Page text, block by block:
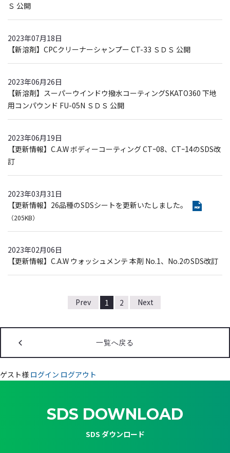
Ｓ 公開
2023年07月18日
【新溶剤】CPCクリーナーシャンプー CT-33 ＳＤＳ 公開
2023年06月26日
【新溶剤】スーパーウインドウ撥水コーティングSKATO360 下地
用コンパウンド FU-05N ＳＤＳ 公開
2023年06月19日
【更新情報】C.A.W ボディーコーティング CTｰ08、CTｰ14のSDS改
訂
2023年03月31日
【更新情報】26品種のSDSシートを更新いたしました。
（205KB）
2023年02月06日
【更新情報】C.A.W ウォッシュメンテ 本剤 No.1、No.2のSDS改訂
1 2
一覧へ戻る
ゲスト様 ログイン ログアウト
SDS DOWNLOAD
SDS ダウンロード